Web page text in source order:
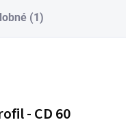
(1)
- CD 60